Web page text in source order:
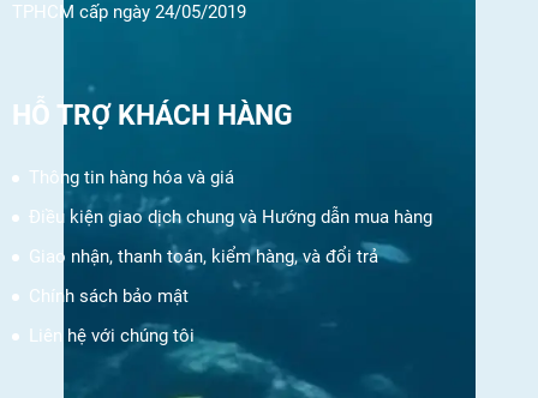
TPHCM cấp ngày 24/05/2019
HỖ TRỢ KHÁCH HÀNG
Thông tin hàng hóa và giá
Điều kiện giao dịch chung và Hướng dẫn mua hàng
Giao nhận, thanh toán, kiểm hàng, và đổi trả
Chính sách bảo mật
Liên hệ với chúng tôi